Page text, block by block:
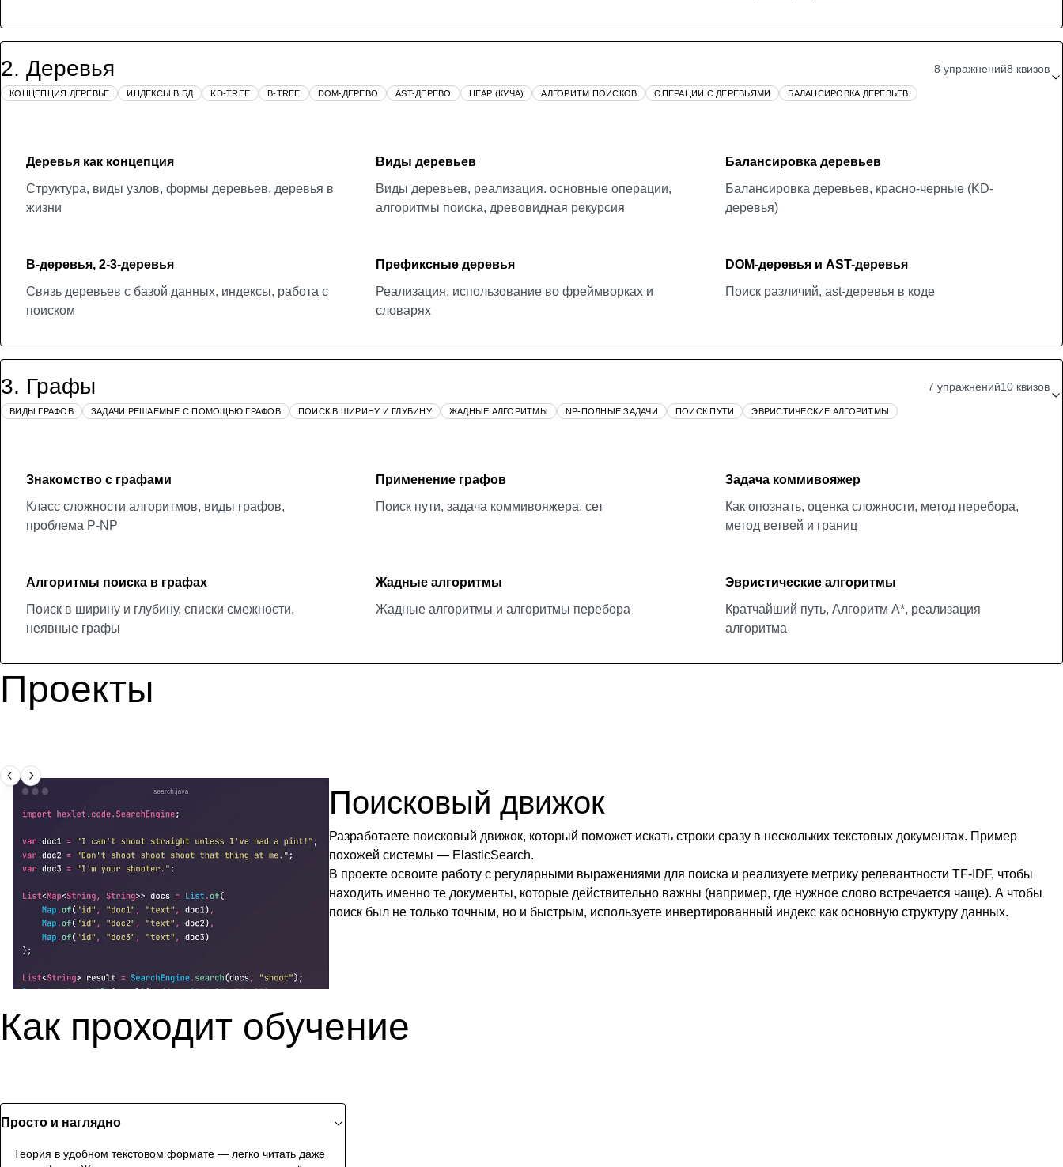
2. Деревья 8 упражнений8 квизов
КОНЦЕПЦИЯ ДЕРЕВЬЕ ИНДЕКСЫ В БД KD-TREE B-TREE DOM-ДЕРЕВО AST-ДЕРЕВО HEAP (КУЧА) АЛГОРИТМ ПОИСКОВ ОПЕРАЦИИ С ДЕРЕВЬЯМИ БАЛАНСИРОВКА ДЕРЕВЬЕВ
Деревья как концепция
Структура, виды узлов, формы деревьев, деревья в
жизни
Виды деревьев
Виды деревьев, реализация. основные операции,
алгоритмы поиска, древовидная рекурсия
Балансировка деревьев
Балансировка деревьев, красно-черные (KD-
деревья)
B-деревья, 2-3-деревья
Связь деревьев с базой данных, индексы, работа с
поиском
Префиксные деревья
Реализация, использование во фреймворках и
словарях
DOM-деревья и AST-деревья
Поиск различий, ast-деревья в коде
3. Графы 7 упражнений10 квизов
ВИДЫ ГРАФОВ ЗАДАЧИ РЕШАЕМЫЕ С ПОМОЩЬЮ ГРАФОВ ПОИСК В ШИРИНУ И ГЛУБИНУ ЖАДНЫЕ АЛГОРИТМЫ NP-ПОЛНЫЕ ЗАДАЧИ ПОИСК ПУТИ ЭВРИСТИЧЕСКИЕ АЛГОРИТМЫ
Знакомство с графами
Класс сложности алгоритмов, виды графов,
проблема P-NP
Применение графов
Поиск пути, задача коммивояжера, сет
Задача коммивояжер
Как опознать, оценка сложности, метод перебора,
метод ветвей и границ
Алгоритмы поиска в графах
Поиск в ширину и глубину, списки смежности,
неявные графы
Жадные алгоритмы
Жадные алгоритмы и алгоритмы перебора
Эвристические алгоритмы
Кратчайший путь, Алгоритм А*, реализация
алгоритма
Проекты
Поисковый движок
Разработаете поисковый движок, который поможет искать строки сразу в нескольких текстовых документах. Пример
похожей системы — ElasticSearch.
В проекте освоите работу с регулярными выражениями для поиска и реализуете метрику релевантности TF-IDF, чтобы
находить именно те документы, которые действительно важны (например, где нужное слово встречается чаще). А чтобы
поиск был не только точным, но и быстрым, используете инвертированный индекс как основную структуру данных.
Как проходит обучение
Просто и наглядно
Теория в удобном текстовом формате — легко читать даже